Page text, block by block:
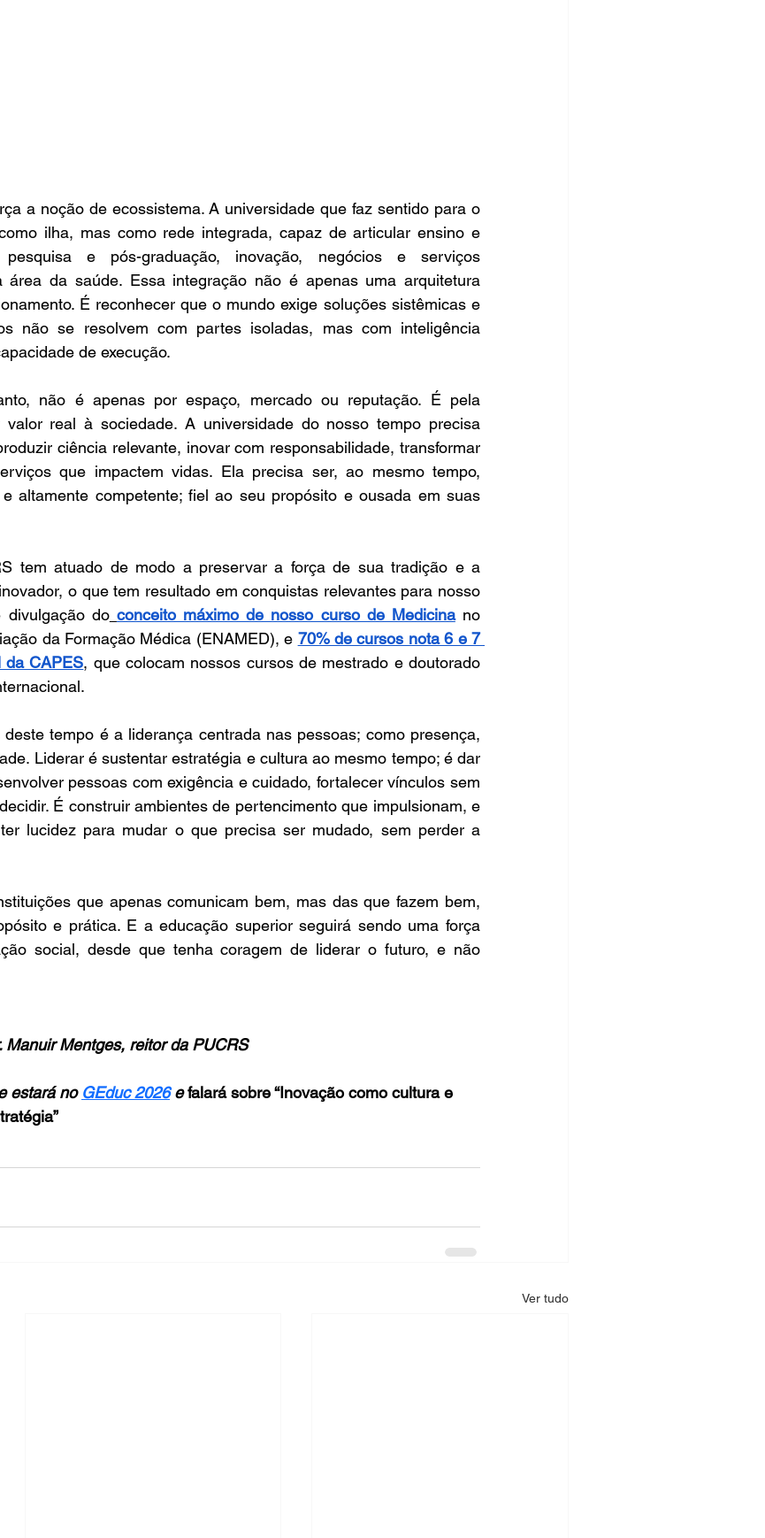
a noção de ecossistema. A universidade que faz sentido para o
ilha, mas como rede integrada, capaz de articular ensino e
pesquisa e pós-graduação, inovação, negócios e serviços
área da saúde. Essa integração não é apenas uma arquitetura
É reconhecer que o mundo exige soluções sistêmicas e
não se resolvem com partes isoladas, mas com inteligência
de execução.
não é apenas por espaço, mercado ou reputação. É pela
valor real à sociedade. A universidade do nosso tempo precisa
ciência relevante, inovar com responsabilidade, transformar
que impactem vidas. Ela precisa ser, ao mesmo tempo,
altamente competente; fiel ao seu propósito e ousada em suas
tem atuado de modo a preservar a força de sua tradição e a
o que tem resultado em conquistas relevantes para nosso
divulgação do conceito máximo de nosso curso de Medicina no
da Formação Médica (ENAMED), e 70% de cursos nota 6 e 7
da CAPES, que colocam nossos cursos de mestrado e doutorado
tempo é a liderança centrada nas pessoas; como presença,
Liderar é sustentar estratégia e cultura ao mesmo tempo; é dar
pessoas com exigência e cuidado, fortalecer vínculos sem
É construir ambientes de pertencimento que impulsionam, e
lucidez para mudar o que precisa ser mudado, sem perder a
que apenas comunicam bem, mas das que fazem bem,
e prática. E a educação superior seguirá sendo uma força
social, desde que tenha coragem de liderar o futuro, e não
Manuir Mentges, reitor da PUCRS
estará no GEduc 2026 e falará sobre “Inovação como cultura e
Ver tudo